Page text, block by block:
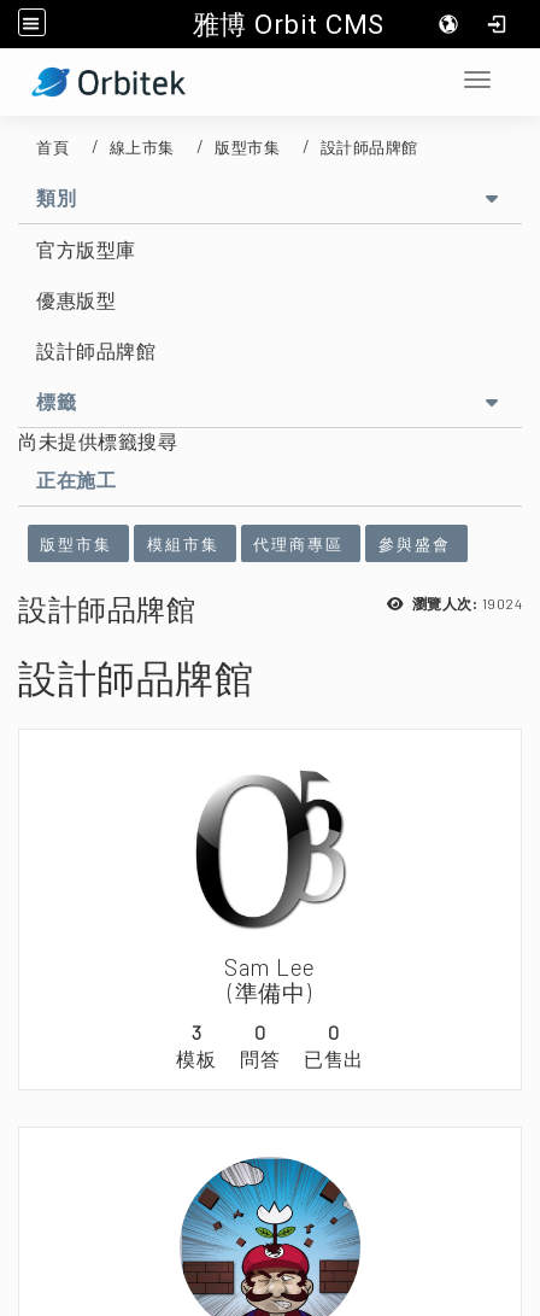
雅博 Orbit CMS
::: Toggle
首頁 線上市集 版型市集 設計師品牌館
類別
官方版型庫
優惠版型
設計師品牌館
標籤
尚未提供標籤搜尋
正在施工
:::
版型市集 模組市集 代理商專區 參與盛會
瀏覽人次: 19024
設計師品牌館
設計師品牌館
Sam Lee
(準備中)
3
模板
0
問答
0
已售出